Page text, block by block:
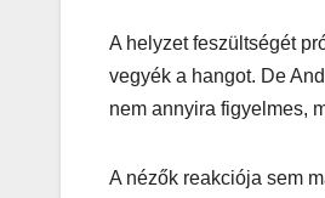
A helyzet feszültségét
vegyék a hangot. De
nem annyira figyelmes,
A nézők reakciója sem